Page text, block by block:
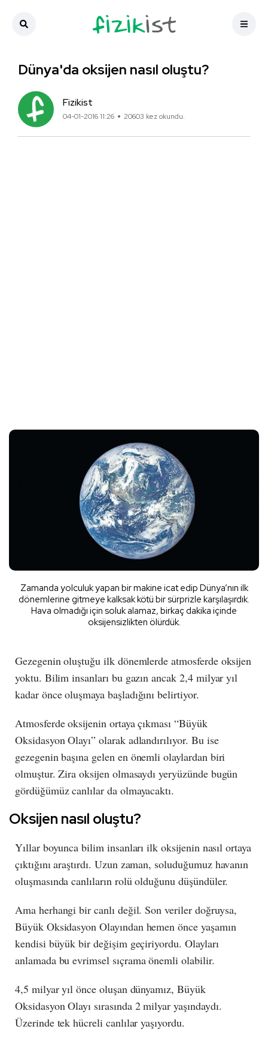
Dünya'da oksijen nasıl oluştu?
Fizikist
04-01-2016 11:26 20603 kez okundu.
Zamanda yolculuk yapan bir makine icat edip Dünya’nın ilk
dönemlerine gitmeye kalksak kötü bir sürprizle karşılaşırdık.
Hava olmadığı için soluk alamaz, birkaç dakika içinde
oksijensizlikten ölürdük.
Gezegenin oluştuğu ilk dönemlerde atmosferde oksijen
yoktu. Bilim insanları bu gazın ancak 2,4 milyar yıl
kadar önce oluşmaya başladığını belirtiyor.
Atmosferde oksijenin ortaya çıkması “Büyük
Oksidasyon Olayı” olarak adlandırılıyor. Bu ise
gezegenin başına gelen en önemli olaylardan biri
olmuştur. Zira oksijen olmasaydı yeryüzünde bugün
gördüğümüz canlılar da olmayacaktı.
Oksijen nasıl oluştu?
Yıllar boyunca bilim insanları ilk oksijenin nasıl ortaya
çıktığını araştırdı. Uzun zaman, soluduğumuz havanın
oluşmasında canlıların rolü olduğunu düşündüler.
Ama herhangi bir canlı değil. Son veriler doğruysa,
Büyük Oksidasyon Olayından hemen önce yaşamın
kendisi büyük bir değişim geçiriyordu. Olayları
anlamada bu evrimsel sıçrama önemli olabilir.
4,5 milyar yıl önce oluşan dünyamız, Büyük
Oksidasyon Olayı sırasında 2 milyar yaşındaydı.
Üzerinde tek hücreli canlılar yaşıyordu.